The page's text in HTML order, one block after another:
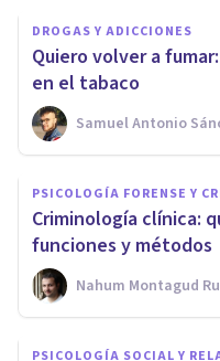
DROGAS Y ADICCIONES
Quiero volver a
en el tabaco
Samuel Antonio
PSICOLOGÍA FORENSE Y
Criminología clínica:
funciones y métodos
Nahum Montagud
PSICOLOGÍA SOCIAL Y